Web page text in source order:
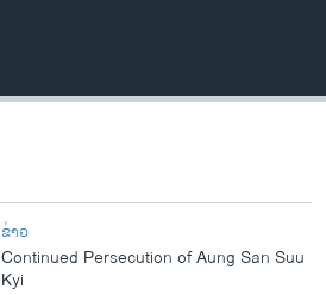
ຂ່າວ
Continued Persecution of Aung San Suu
Kyi